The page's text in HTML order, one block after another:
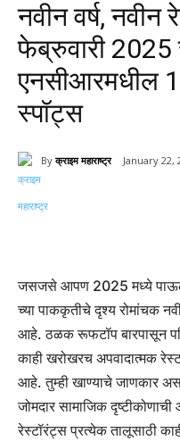
नवीन वर्ष, नवीन
फेब्रुवारी 2025
एनसीआरमधील
स्पॉट्स
By क्राइम महाराष्ट्र January 22,
जसजसे आपण 2025 मध्ये
च्या पाककृतीचे दृश्य रोमांचक
आहे. ठळक रूफटॉप बारपासून
काही खरोखरच अपवादात्मक
आहे. तुम्ही खाण्याचे जाणकार
जोमदार सामाजिक
रेस्टॉरंट्स प्रत्येक तालूसाठी